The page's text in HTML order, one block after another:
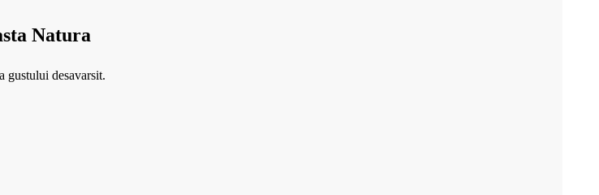
Natura
gustului desavarsit.